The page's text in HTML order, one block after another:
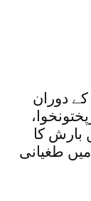
کے دوران
بارش کا
میں طغیانی